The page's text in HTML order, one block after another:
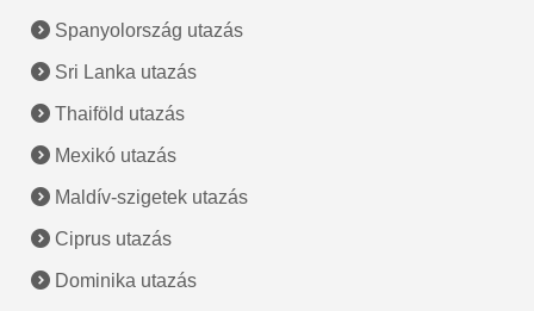
Spanyolország utazás
Sri Lanka utazás
Thaiföld utazás
Mexikó utazás
Maldív-szigetek utazás
Ciprus utazás
Dominika utazás